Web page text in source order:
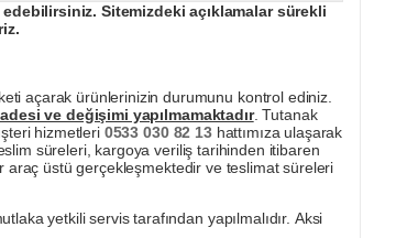
edebilirsiniz. Sitemizdeki açıklamalar sürekli
açarak ürünlerinizin durumunu kontrol ediniz.
ve değişimi yapılmamaktadır. Tutanak
hizmetleri 0533 030 82 13hattımıza ulaşarak
süreleri, kargoya veriliş tarihinden itibaren
araç üstü gerçekleşmektedir ve teslimat süreleri
yetkili servis tarafından yapılmalıdır. Aksi